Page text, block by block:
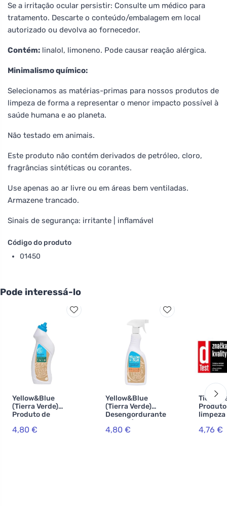
Se a irritação ocular persistir: Consulte um médico para
tratamento. Descarte o conteúdo/embalagem em local
autorizado ou devolva ao fornecedor.
Contém: linalol, limoneno. Pode causar reação alérgica.
Minimalismo químico:
Selecionamos as matérias-primas para nossos produtos de
limpeza de forma a representar o menor impacto possível à
saúde humana e ao planeta.
Não testado em animais.
Este produto não contém derivados de petróleo, cloro,
fragrâncias sintéticas ou corantes.
Use apenas ao ar livre ou em áreas bem ventiladas.
Armazene trancado.
Sinais de segurança: irritante | inflamável
Código do produto
01450
Pode interessá-lo
Yellow&Blue
(Tierra Verde)
Produto de
limpeza para
sanitários (750
4,80 €
Yellow&Blue
(Tierra Verde)
Desengordurante
laranja (spray de
750 ml) - prático
4,80 €
Tierra
limpeza
com
4,76 €